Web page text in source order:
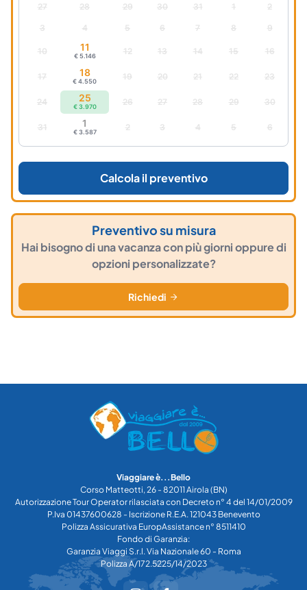
27 28 29 30 31 1 2
3 4 5 6 7 8 9
10 11
€ 5.146 12 13 14 15 16
17 18
€ 4.550 19 20 21 22 23
24 25
€ 3.970 26 27 28 29 30
31 1
€ 3.587 2 3 4 5 6
Calcola il preventivo
Preventivo su misura
Hai bisogno di una vacanza con più giorni oppure di
opzioni personalizzate?
Richiedi
Viaggiare è...Bello
Corso Matteotti, 26 - 82011 Airola (BN)
Autorizzazione Tour Operator rilasciata con Decreto n° 4 del 14/01/2009
P.Iva 01437600628 - Iscrizione R.E.A. 121043 Benevento
Polizza Assicurativa EuropAssistance n° 8511410
Fondo di Garanzia:
Garanzia Viaggi S.r.l. Via Nazionale 60 - Roma
Polizza A/172.5225/14/2023